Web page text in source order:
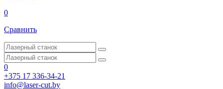
0
Сравнить
0
+375 17 336-34-21
info@laser-cut.by